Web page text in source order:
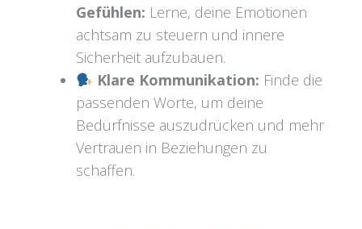
Gefühlen: Lerne, deine Emotionen
achtsam zu steuern und innere
Sicherheit aufzubauen.
Klare Kommunikation: Finde die
passenden Worte, um deine
Bedürfnisse auszudrücken und mehr
Vertrauen in Beziehungen zu
schaffen.